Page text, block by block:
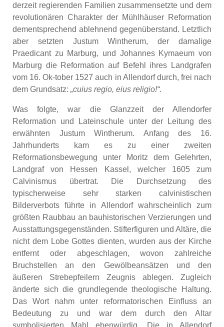
derzeit regierenden Familien zusammensetzte und dem
revolutionären Charakter der Mühlhäuser Reformation
dementsprechend ablehnend gegenüberstand. Letztlich
aber setzten Justum Wintherum, der damalige
Praedicant zu Marburg, und Johannes Kymaeum von
Marburg die Reformation auf Befehl ihres Landgrafen
vom 16. Ok-tober 1527 auch in Allendorf durch, frei nach
dem Grundsatz: „cuius regio, eius religio!“.
Was folgte, war die Glanzzeit der Allendorfer
Reformation und Lateinschule unter der Leitung des
erwähnten Justum Wintherum. Anfang des 16.
Jahrhunderts kam es zu einer zweiten
Reformationsbewegung unter Moritz dem Gelehrten,
Landgraf von Hessen Kassel, welcher 1605 zum
Calvinismus übertrat. Die Durchsetzung des
typischerweise sehr starken calvinistischen
Bilderverbots führte in Allendorf wahrscheinlich zum
größten Raubbau an bauhistorischen Verzierungen und
Ausstattungsgegenständen. Stifterfiguren und Altäre, die
nicht dem Lobe Gottes dienten, wurden aus der Kirche
entfernt oder abgeschlagen, wovon zahlreiche
Bruchstellen an den Gewölbeansätzen und den
äußeren Strebepfeilern Zeugnis ablegen. Zugleich
änderte sich die grundlegende theologische Haltung.
Das Wort nahm unter reformatorischen Einfluss an
Bedeutung zu und war dem durch den Altar